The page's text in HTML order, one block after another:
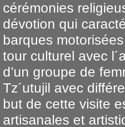
cérémonies
dévotion qui
barques
tour culturel avec
d’un groupe de
Tz´utujil avec
but de cette visite
artisanales et